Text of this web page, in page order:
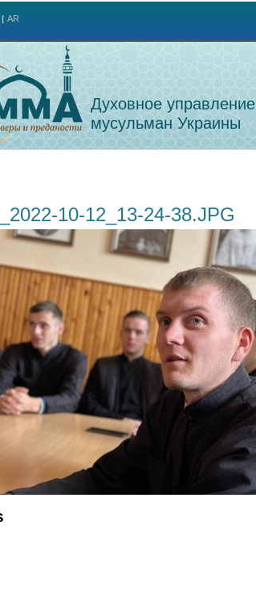
AR
Духовное управление
мусульман Украины
10-12_13-24-38.JPG